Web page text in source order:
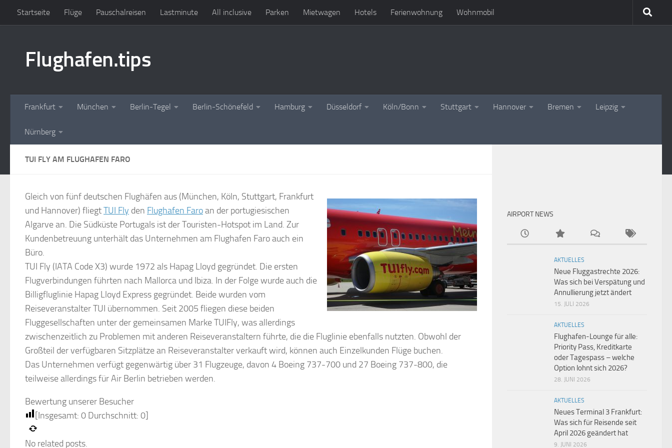
Zum Inhalt springen
Startseite Flüge Pauschalreisen Lastminute All inclusive Parken Mietwagen Hotels Ferienwohnung Wohnmobil
Flughafen.tips
Frankfurt München Berlin-Tegel Berlin-Schönefeld Hamburg Düsseldorf Köln/Bonn Stuttgart Hannover Bremen Leipzig
Nürnberg
TUI FLY AM FLUGHAFEN FARO
Gleich von fünf deutschen Flughäfen aus (München, Köln, Stuttgart, Frankfurt
und Hannover) fliegtTUI Fly den Flughafen Faroan der portugiesischen
Algarve an. Die Südküste Portugals ist der Touristen-Hotspot im Land. Zur
Kundenbetreuung unterhält das Unternehmen am Flughafen Faro auch ein
Büro.
TUI Fly (IATA Code X3) wurde 1972 als Hapag Lloyd gegründet. Die ersten
Flugverbindungen führten nach Mallorca und Ibiza. In der Folge wurde auch die
Billigfluglinie Hapag Lloyd Express gegründet. Beide wurden vom
Reiseveranstalter TUI übernommen. Seit 2005 fliegen diese beiden
Fluggesellschaften unter der gemeinsamen Marke TUIFly, was allerdings
zwischenzeitlich zu Problemen mit anderen Reiseveranstaltern führte, die die Fluglinie ebenfalls nutzten. Obwohl der
Großteil der verfügbaren Sitzplätze an Reiseveranstalter verkauft wird, können auch Einzelkunden Flüge buchen.
Das Unternehmen verfügt gegenwärtig über 31 Flugzeuge, davon 4 Boeing 737-700 und 27 Boeing 737-800, die
teilweise allerdings für Air Berlin betrieben werden.
Bewertung unserer Besucher
[Insgesamt: 0 Durchschnitt: 0]
No related posts.
AIRPORT NEWS
AKTUELLES
Neue Fluggastrechte 2026:
Was sich bei Verspätung und
Annullierung jetzt ändert
15. JULI 2026
AKTUELLES
Flughafen-Lounge für alle:
Priority Pass, Kreditkarte
oder Tagespass – welche
Option lohnt sich 2026?
28. JUNI 2026
AKTUELLES
Neues Terminal 3 Frankfurt:
Was sich für Reisende seit
April 2026 geändert hat
9. JUNI 2026